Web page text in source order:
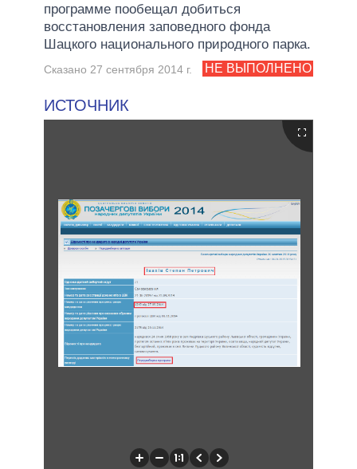
программе пообещал добиться
восстановления заповедного фонда
Шацкого национального природного парка.
НЕ ВЫПОЛНЕНО
Сказано 27 сентября 2014 г.
ИСТОЧНИК